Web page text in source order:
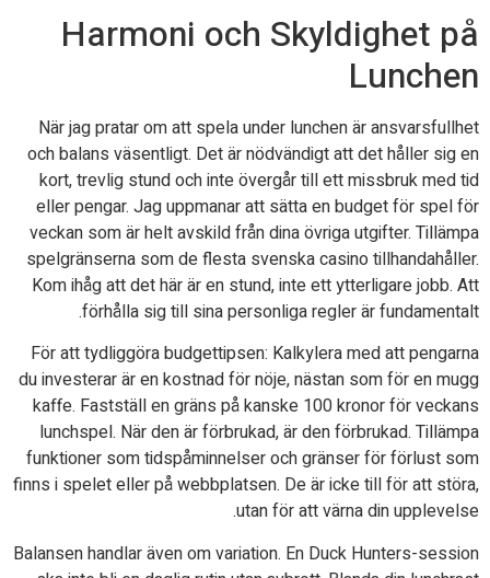
Harmoni och Skyldighet på
Lunchen
När jag pratar om att spela under lunchen är ansvarsfullhet
och balans väsentligt. Det är nödvändigt att det håller sig en
kort, trevlig stund och inte övergår till ett missbruk med tid
eller pengar. Jag uppmanar att sätta en budget för spel för
veckan som är helt avskild från dina övriga utgifter. Tillämpa
spelgränserna som de flesta svenska casino tillhandahåller.
Kom ihåg att det här är en stund, inte ett ytterligare jobb. Att
förhålla sig till sina personliga regler är fundamentalt.
För att tydliggöra budgettipsen: Kalkylera med att pengarna
du investerar är en kostnad för nöje, nästan som för en mugg
kaffe. Fastställ en gräns på kanske 100 kronor för veckans
lunchspel. När den är förbrukad, är den förbrukad. Tillämpa
funktioner som tidspåminnelser och gränser för förlust som
finns i spelet eller på webbplatsen. De är icke till för att störa,
utan för att värna din upplevelse.
Balansen handlar även om variation. En Duck Hunters-session